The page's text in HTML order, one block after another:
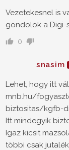
Vezetekesnel is
gondolok a Digi-
0
snasim
Lehet, hogy itt
mnb.hu/
biztositas/kgfb-
Itt mindegyik
Igaz kicsit
többi csak